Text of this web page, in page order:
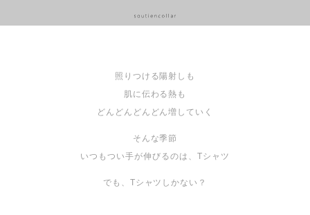
照りつける陽射しも
肌に伝わる熱も
どんどんどんどん増していく
そんな季節
いつもつい手が伸びるのは、Tシャツ
でも、Tシャツしかない？